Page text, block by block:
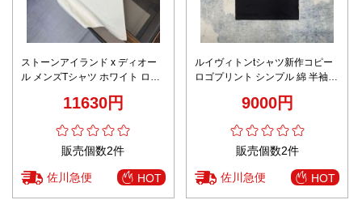
ストーンアイランド x ディオー
ル メンズTシャツ ホワイト ロゴ
ャツ ストリートデザイン 通気 快
11630円
販売個数2件
佐川急便 HOT
ルイヴィトンtシャツ新作コピー
ロゴプリント シンプル 綿 半袖
9000円
販売個数2件
佐川急便 HOT